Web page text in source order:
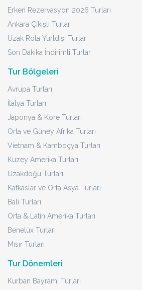
Erken Rezervasyon 2026 Turları
Ankara Çıkışlı Turlar
Uzak Rota Yurtdışı Turlar
Son Dakika İndirimli Turlar
Tur Bölgeleri
Avrupa Turları
İtalya Turları
Japonya & Kore Turları
Orta ve Güney Afrika Turları
Vietnam & Kamboçya Turları
Kuzey Amerika Turları
Uzakdoğu Turları
Kafkaslar ve Orta Asya Turları
Bali Turları
Orta & Latin Amerika Turları
Benelüx Turları
Mısır Turları
Tur Dönemleri
Kurban Bayramı Turları